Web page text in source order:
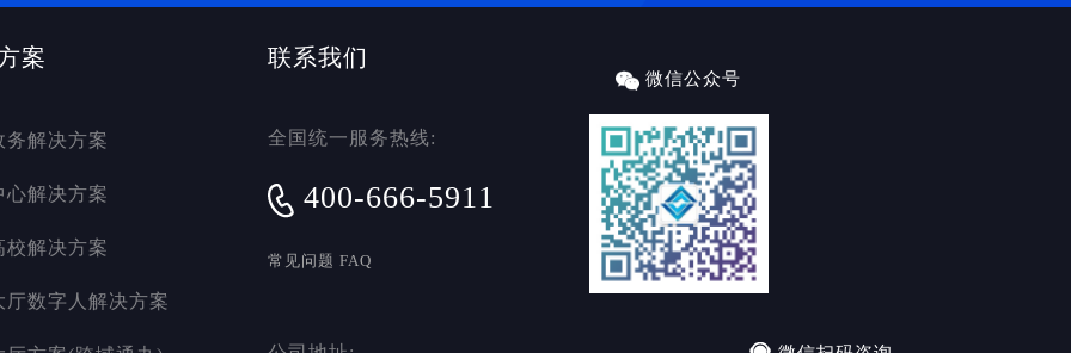
案
务解决方案
心解决方案
校解决方案
厅数字人解决方案
联系我们
全国统一服务热线:
400-666-5911
常见问题 FAQ
微信公众号